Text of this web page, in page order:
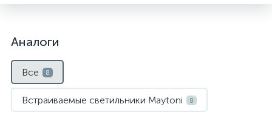
Аналоги
Все 8
Встраиваемые светильники Maytoni 8